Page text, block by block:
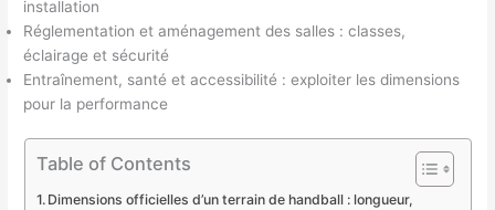
installation
Réglementation et aménagement des salles : classes,
éclairage et sécurité
Entraînement, santé et accessibilité : exploiter les dimensions
pour la performance
Table of Contents
Dimensions officielles d’un terrain de handball : longueur,